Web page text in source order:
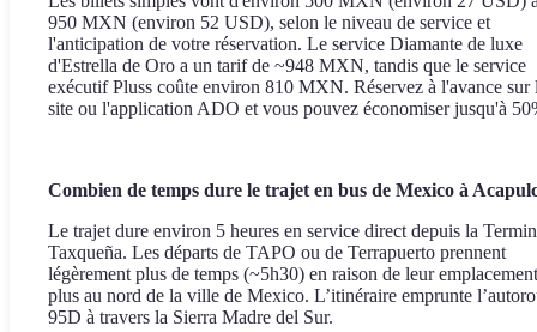
950 MXN (environ 52 USD), selon le niveau de service et
l'anticipation de votre réservation. Le service Diamante de luxe
d'Estrella de Oro a un tarif de ~948 MXN, tandis que le service
exécutif Pluss coûte environ 810 MXN. Réservez à l'avance sur
site ou l'application ADO et vous pouvez économiser jusqu'à
Combien de temps dure le trajet en bus de Mexico à
Le trajet dure environ 5 heures en service direct depuis la
Taxqueña. Les départs de TAPO ou de Terrapuerto prennent
légèrement plus de temps (~5h30) en raison de leur emplacement
plus au nord de la ville de Mexico. L’itinéraire emprunte
95D à travers la Sierra Madre del Sur.